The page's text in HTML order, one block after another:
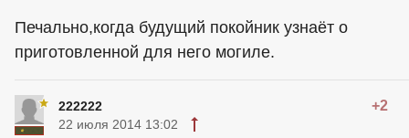
Печально,когда будущий покойник узнаёт о
приготовленной для него могиле.
222222 +2
22 июля 2014 13:02